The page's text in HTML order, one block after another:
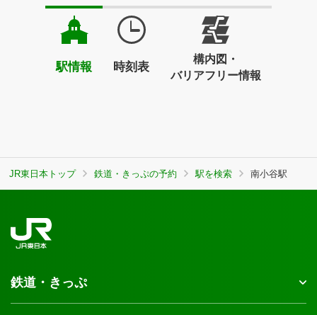
駅情報 時刻表
構内図・
バリアフリー情報
JR東日本トップ 鉄道・きっぷの予約 駅を検索 南小谷駅
鉄道・きっぷ